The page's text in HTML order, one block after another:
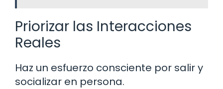
Priorizar las Interacciones
Reales
Haz un esfuerzo consciente por salir y
socializar en persona.